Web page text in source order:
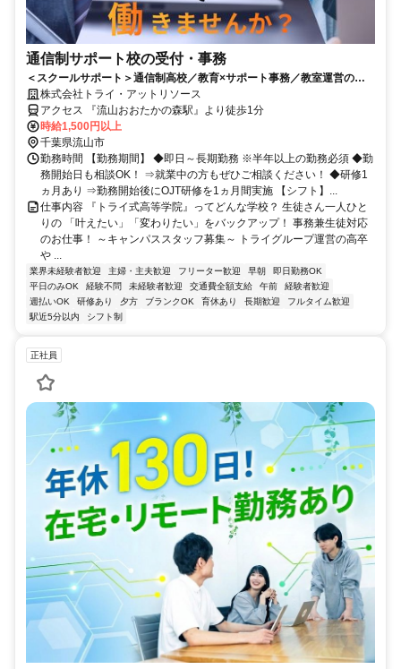
通信制サポート校の受付・事務
＜スクールサポート＞通信制高校／教育×サポート事務／教室運営の補
助＜時給1,500円＞
株式会社トライ・アットリソース
アクセス 『流山おおたかの森駅』より徒歩1分
時給1,500円以上
千葉県流山市
勤務時間 【勤務期間】 ◆即日～長期勤務 ※半年以上の勤務必須 ◆勤
務開始日も相談OK！ ⇒就業中の方もぜひご相談ください！ ◆研修1
ヵ月あり ⇒勤務開始後にOJT研修を1ヵ月間実施 【シフト】...
仕事内容 『トライ式高等学院』ってどんな学校？ 生徒さん一人ひと
りの 「叶えたい」「変わりたい」をバックアップ！ 事務兼生徒対応
のお仕事！ ～キャンパススタッフ募集～ トライグループ運営の高卒
や ...
業界未経験者歓迎 主婦・主夫歓迎 フリーター歓迎 早朝
即日勤務OK
平日のみOK
経験不問 未経験者歓迎 交通費全額支給 午前
経験者歓迎
週払いOK
研修あり 夕方 ブランクOK 育休あり 長期歓迎
フルタイム歓迎
駅近5分以内
シフト制
正社員